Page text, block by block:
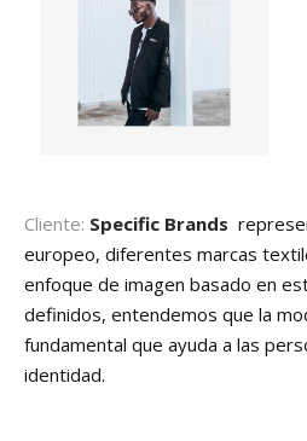
Cliente: Specific Brands
europeo, diferentes marcas
enfoque de imagen basado en
definidos, entendemos que la
fundamental que ayuda a las
identidad.